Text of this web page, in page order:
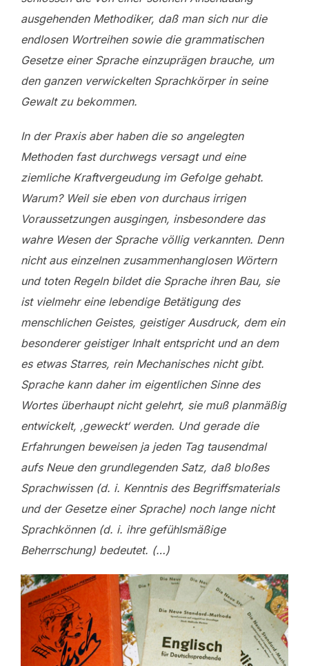
ausgehenden Methodiker, daß man sich nur die
endlosen Wortreihen sowie die grammatischen
Gesetze einer Sprache einzuprägen brauche, um
den ganzen verwickelten Sprachkörper in seine
Gewalt zu bekommen.
In der Praxis aber haben die so angelegten
Methoden fast durchwegs versagt und eine
ziemliche Kraftvergeudung im Gefolge gehabt.
Warum? Weil sie eben von durchaus irrigen
Voraussetzungen ausgingen, insbesondere das
wahre Wesen der Sprache völlig verkannten. Denn
nicht aus einzelnen zusammenhanglosen Wörtern
und toten Regeln bildet die Sprache ihren Bau, sie
ist vielmehr eine lebendige Betätigung des
menschlichen Geistes, geistiger Ausdruck, dem ein
besonderer geistiger Inhalt entspricht und an dem
es etwas Starres, rein Mechanisches nicht gibt.
Sprache kann daher im eigentlichen Sinne des
Wortes überhaupt nicht gelehrt, sie muß planmäßig
entwickelt, ‚geweckt‘ werden. Und gerade die
Erfahrungen beweisen ja jeden Tag tausendmal
aufs Neue den grundlegenden Satz, daß bloßes
Sprachwissen (d. i. Kenntnis des Begriffsmaterials
und der Gesetze einer Sprache) noch lange nicht
Sprachkönnen (d. i. ihre gefühlsmäßige
Beherrschung) bedeutet. (…)